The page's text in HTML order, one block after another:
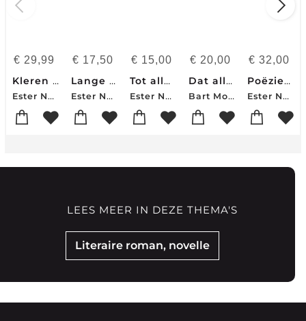
€ 29,99
Kleren voor een lijf dat niet bestaat
Ester Naomi Perquin
€ 17,50
Lange armen
Ester Naomi Perquin
€ 15,00
Tot alles in beweging komt
Ester Naomi Perquin
€ 20,00
Dat alles over liefde gaat
Bart Moeyaert
€ 32,00
Poëziegeschenk 2026 (set van 20 stuks - enkel voor handelaars)
Ester Naomi Perquin
Literaire roman, novelle
LEES MEER IN DEZE THEMA'S